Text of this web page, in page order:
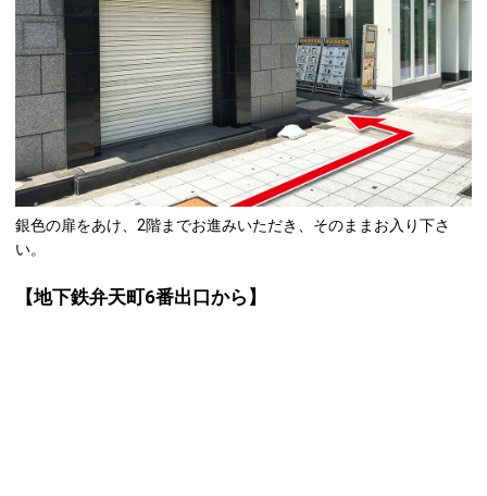
銀色の扉をあけ、2階までお進みいただき、そのままお入り下さ
い。
【地下鉄弁天町6番出口から】